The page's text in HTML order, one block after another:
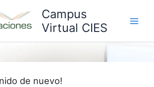
Campus
Virtual CIES
de nuevo!